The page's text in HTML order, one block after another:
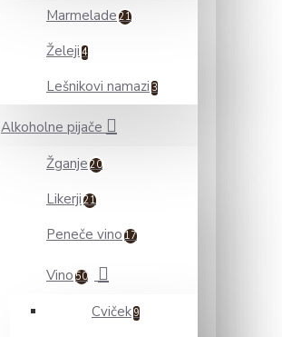
Marmelade 21
Želeji 4
Lešnikovi namazi 3
Alkoholne pijače
Žganje 20
Likerji 21
Peneče vino 17
Vino 50
Cviček 9